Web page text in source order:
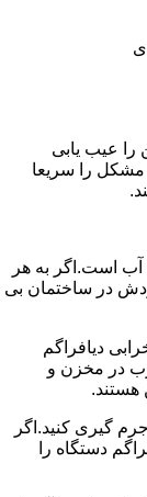
را عیب یابی
مشکل را سریعا
آب است.اگر به هر
در ساختمان بی
دیافراگم
در مخزن و
هستند.
گیری کنید.اگر
دستگاه را